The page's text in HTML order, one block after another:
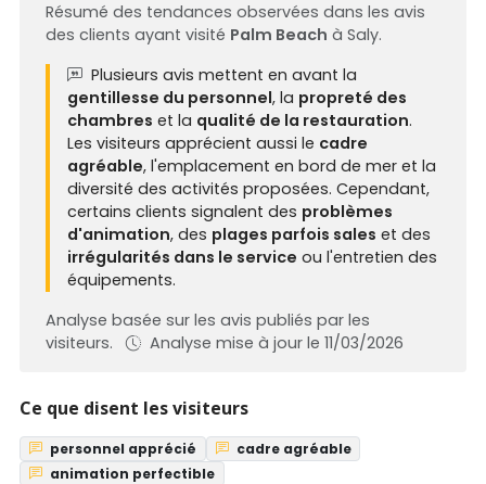
Résumé des tendances observées dans les avis
des clients ayant visité Palm Beach à Saly.
Plusieurs avis mettent en avant la
gentillesse du personnel, la propreté des
chambres et la qualité de la restauration.
Les visiteurs apprécient aussi le cadre
agréable, l'emplacement en bord de mer et la
diversité des activités proposées. Cependant,
certains clients signalent des problèmes
d'animation, des plages parfois sales et des
irrégularités dans le service ou l'entretien des
équipements.
Analyse basée sur les avis publiés par les
visiteurs.
Analyse mise à jour le 11/03/2026
Ce que disent les visiteurs
personnel apprécié
cadre agréable
animation perfectible